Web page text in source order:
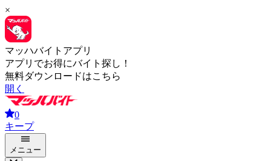
×
マッハバイトアプリ
アプリでお得にバイト探し！
無料ダウンロードはこちら
開く
0
キープ
メニュー